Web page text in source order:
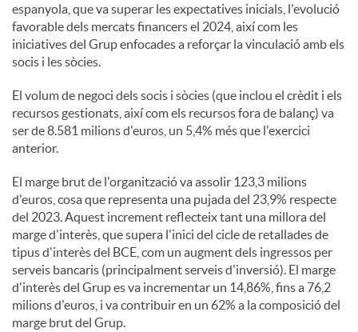
espanyola, que va superar les expectatives inicials, l'evolució
favorable dels mercats financers el 2024, així com les
iniciatives del Grup enfocades a reforçar la vinculació amb els
socis i les sòcies.
El volum de negoci dels socis i sòcies (que inclou el crèdit i els
recursos gestionats, així com els recursos fora de balanç) va
ser de 8.581 milions d'euros, un 5,4% més que l'exercici
anterior.
El marge brut de l'organització va assolir 123,3 milions
d'euros, cosa que representa una pujada del 23,9% respecte
del 2023. Aquest increment reflecteix tant una millora del
marge d'interès, que supera l'inici del cicle de retallades de
tipus d'interès del BCE, com un augment dels ingressos per
serveis bancaris (principalment serveis d'inversió). El marge
d'interès del Grup es va incrementar un 14,86%, fins a 76,2
milions d'euros, i va contribuir en un 62% a la composició del
marge brut del Grup.